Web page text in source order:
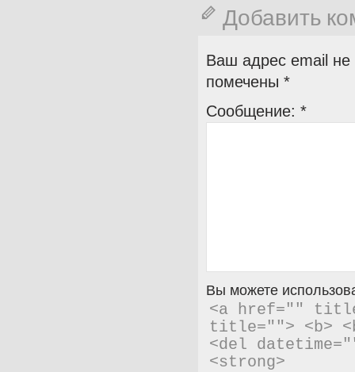
Добавить
Ваш адрес email не
помечены *
Сообщение: *
Вы можете
<a href=""
title=""> <b>
<del
<strong>